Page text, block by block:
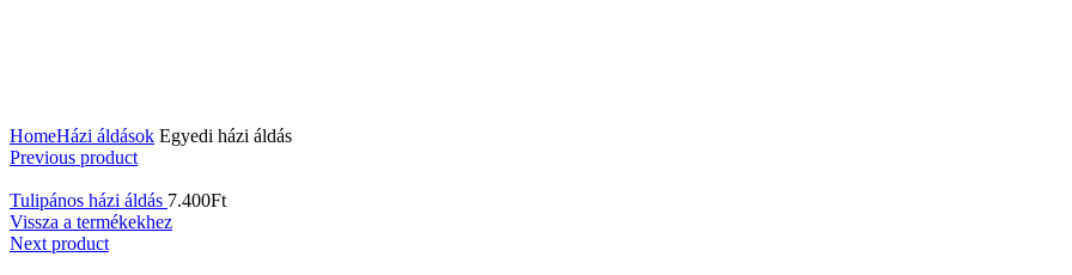
HomeHázi áldások Egyedi házi áldás
Previous product
Tulipános házi áldás 7.400Ft
Vissza a termékekhez
Next product